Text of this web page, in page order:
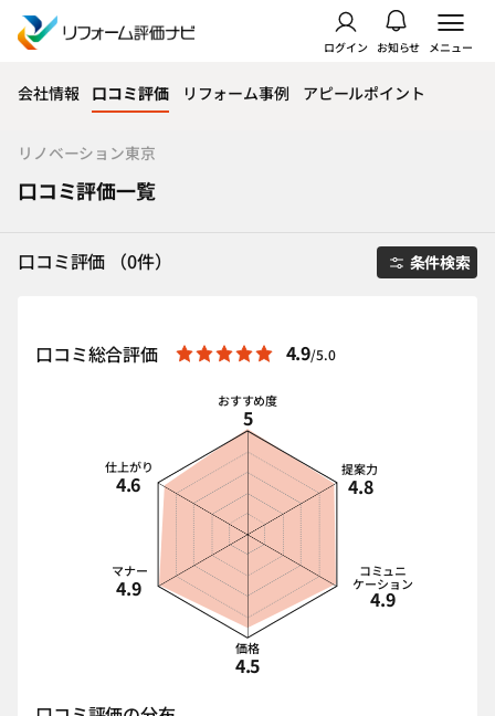
ログイン お知らせ メニュー
会社情報 口コミ評価 リフォーム事例 アピールポイント
リノベーション東京
口コミ評価一覧
口コミ評価 （0件） 条件検索
口コミ総合評価 4.9/5.0
おすすめ度
5
提案力
4.8
コミュニ
ケーション
4.9
価格
4.5
マナー
4.9
仕上がり
4.6